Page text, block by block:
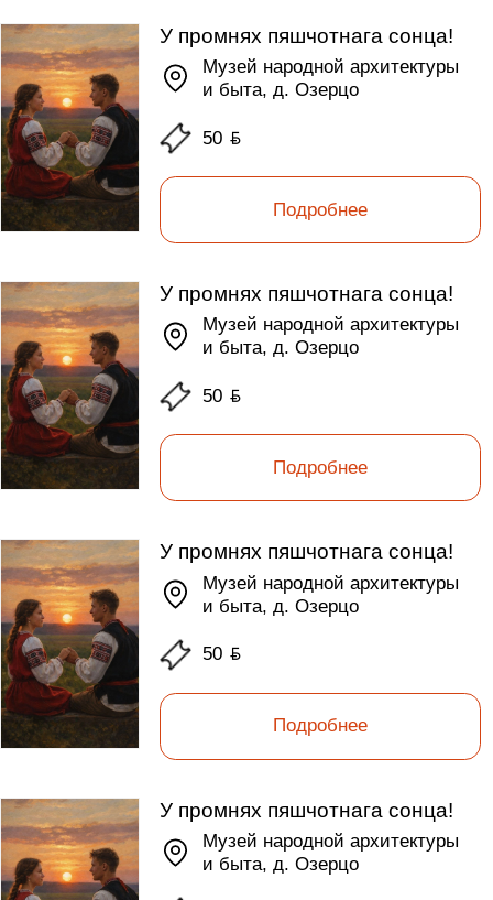
У промнях пяшчотнага сонца!
Музей народной архитектуры
и быта, д. Озерцо
50ƃ
Подробнее
У промнях пяшчотнага сонца!
Музей народной архитектуры
и быта, д. Озерцо
50ƃ
Подробнее
У промнях пяшчотнага сонца!
Музей народной архитектуры
и быта, д. Озерцо
50ƃ
Подробнее
У промнях пяшчотнага сонца!
Музей народной архитектуры
и быта, д. Озерцо